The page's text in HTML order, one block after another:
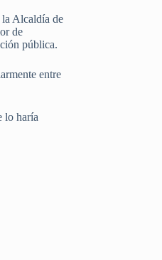
la Alcaldía de
de
pública.
entre
lo haría